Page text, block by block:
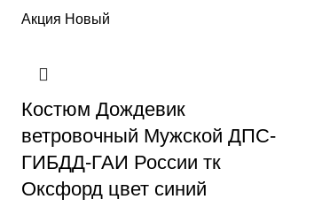
Акция Новый
Костюм Дождевик
ветровочный Мужской ДПС-
ГИБДД-ГАИ России тк
Оксфорд цвет синий